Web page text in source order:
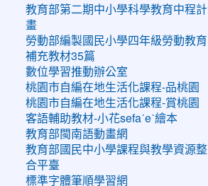
教育部第二期中小學科學教育中程計
畫
勞動部編製國民小學四年級勞動教育
補充教材35篇
數位學習推動辦公室
桃園市自編在地生活化課程-品桃園
桃園市自編在地生活化課程-賞桃園
客語輔助教材-小花sefaˊeˋ繪本
教育部閩南語動畫網
教育部國民中小學課程與教學資源整
合平臺
標準字體筆順學習網